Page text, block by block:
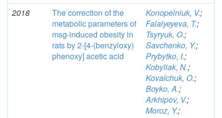
2018
The correction of the
metabolic parameters of
msg-induced obesity in
rats by 2-[4-(benzyloxy)
phenoxy] acetic acid
Konopelniuk, V.;
Falalyeyeva, T.;
Tsyryuk, O.;
Savchenko, Y.;
Prybytko, I.;
Kobyliak, N.;
Kovalchuk, O.;
Boyko, A.;
Arkhipov, V.;
Moroz, Y.;